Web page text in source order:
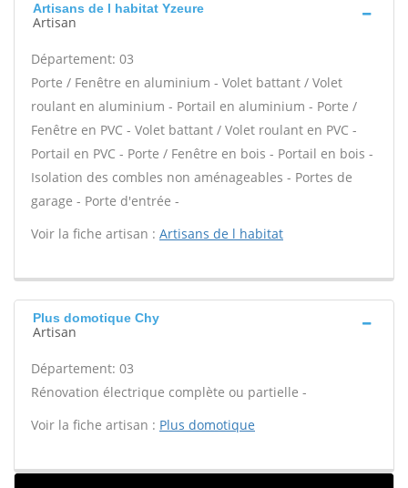
Artisans de l habitat Yzeure
Artisan
Département: 03
Porte / Fenêtre en aluminium - Volet battant / Volet
roulant en aluminium - Portail en aluminium - Porte /
Fenêtre en PVC - Volet battant / Volet roulant en PVC -
Portail en PVC - Porte / Fenêtre en bois - Portail en bois -
Isolation des combles non aménageables - Portes de
garage - Porte d'entrée -
Voir la fiche artisan : Artisans de l habitat
Plus domotique Chy
Artisan
Département: 03
Rénovation électrique complète ou partielle -
Voir la fiche artisan : Plus domotique